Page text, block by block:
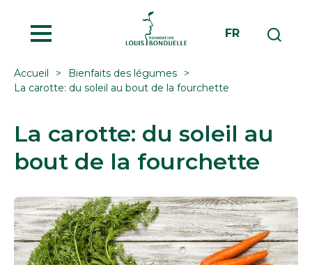
FR
Accueil
Bienfaits des légumes
La carotte: du soleil au bout de la fourchette
La carotte: du soleil au
bout de la fourchette